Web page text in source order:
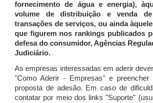
fornecimento de água e energia),
volume de distribuição e venda
transações de serviços, ou ainda
que figurem nos rankings publicados
defesa do consumidor, Agências
Judiciário.
As empresas interessadas em aderir
"Como Aderir - Empresas" e preencher
proposta de adesão. Em caso de
contatar por meio dos links "Suporte"